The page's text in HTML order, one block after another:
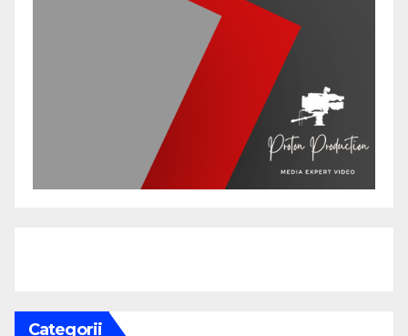
Categorii